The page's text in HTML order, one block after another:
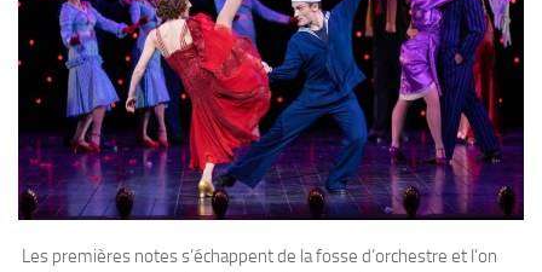
Les premières notes s’échappent de la fosse d’orchestre et l’on